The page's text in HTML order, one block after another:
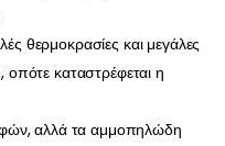
θερμοκρασίες και μεγάλες
οπότε καταστρέφεται η
αλλά τα αμμοπηλώδη